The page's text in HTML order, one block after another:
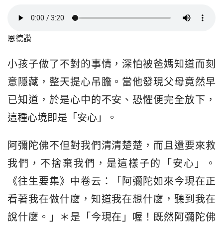
恩德讚
小孩子做了不對的事情，深怕被爸媽知道而刻
意隱藏，整天提心吊膽。當他發現父母竟然早
已知道，於是心中的不安、恐懼便完全放下，
這種心境即是「安心」。
阿彌陀佛不但對我們清清楚楚，而且還要來救
我們，不捨棄我們，是這樣子的「安心」。
《往生要集》中卷云：「阿彌陀如來今現在正
看著我在做什麼，知道我在想什麼，聽到我在
說什麼。」＊是「今現在」喔！既然阿彌陀佛